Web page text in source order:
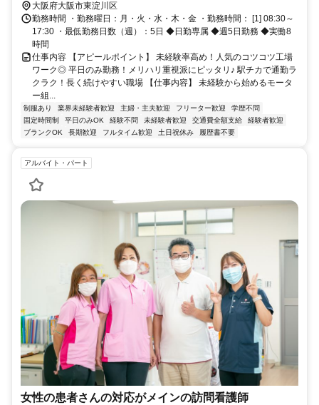
約16分 吹田市や豊中市、高槻市、淀川区、摂津市、 尼崎市などから
通うスタッフもいます！
大阪府大阪市東淀川区
勤務時間 ・勤務曜日：月・火・水・木・金 ・勤務時間： [1] 08:30～
17:30 ・最低勤務日数（週）：5日 ◆日勤専属 ◆週5日勤務 ◆実働8
時間
仕事内容 【アピールポイント】 未経験率高め！人気のコツコツ工場
ワーク◎ 平日のみ勤務！メリハリ重視派にピッタリ♪ 駅チカで通勤ラ
クラク！長く続けやすい職場 【仕事内容】 未経験から始めるモータ
ー組...
制服あり 業界未経験者歓迎 主婦・主夫歓迎 フリーター歓迎
学歴不問
固定時間制
平日のみOK 経験不問 未経験者歓迎 交通費全額支給
経験者歓迎
ブランクOK
長期歓迎 フルタイム歓迎 土日祝休み 履歴書不要
アルバイト・パート
女性の患者さんの対応がメインの訪問看護師